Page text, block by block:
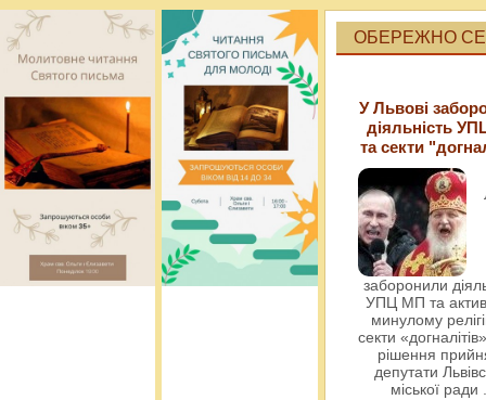
ОБЕРЕЖНО
У Львові
діяльність
та секти
заборонили
УПЦ МП та
минулому
секти
рішення
депутати
міської ради